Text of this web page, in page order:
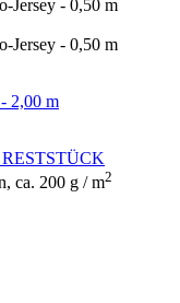
RESTSTÜCK
ca. 200 g / m2